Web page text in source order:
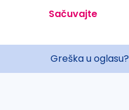
Sačuvajte
Greška u oglasu?